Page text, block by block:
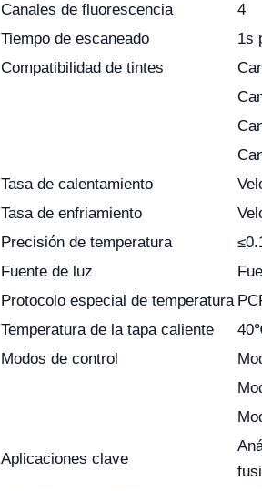
Canales de fluorescencia
4
Tiempo de escaneado
1s
Compatibilidad de tintes
Tasa de calentamiento
Tasa de enfriamiento
Precisión de temperatura
Fuente de luz
Protocolo especial de temperatura
Temperatura de la tapa caliente
Modos de control
Aplicaciones clave